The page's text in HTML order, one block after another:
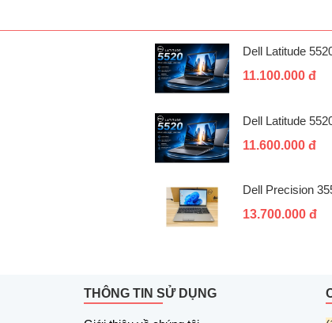
Dell Latitude
11.100.000 đ
Dell Latitude
11.600.000 đ
Dell Precision
13.700.000 đ
THÔNG TIN SỬ DỤNG